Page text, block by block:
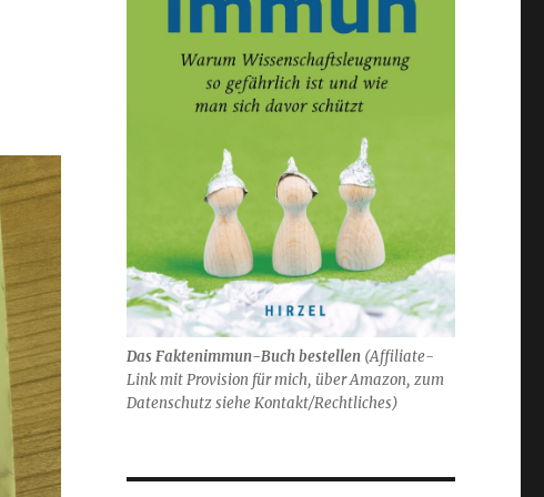
Das Faktenimmun-Buch bestellen(Affiliate-
Link mit Provision für mich, über Amazon, zum
Datenschutz siehe Kontakt/Rechtliches)